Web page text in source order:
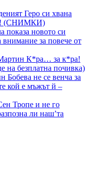
Геро си хвана
(СНИМКИ)
новото си
за повече от
К*ра… за к*ра!
безплатна почивка)
Бобева не се венча за
кой е мъжът й –
Тропе и не го
ли наш’та